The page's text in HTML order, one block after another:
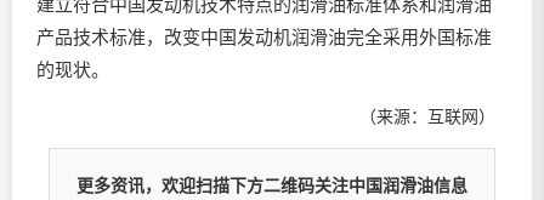
建立符合中国发动机技术特点的润滑油标准体系和润滑油
产品技术标准，改变中国发动机润滑油完全采用外国标准
的现状。
（来源：互联网）
更多资讯，欢迎扫描下方二维码关注中国润滑油信息